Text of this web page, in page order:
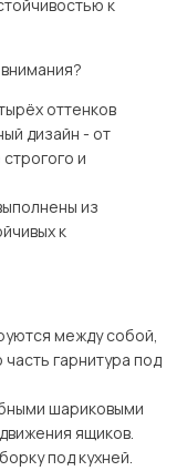
к
оттенков
дизайн - от
и
из
к
между собой,
гарнитура под
шариковыми
ящиков.
под кухней.